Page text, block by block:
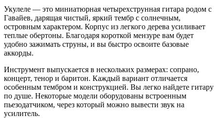
Укулеле — это миниатюрная четырехструнная гитара родом с
Гавайев, дарящая чистый, яркий тембр с солнечным,
островным характером. Корпус из легкого дерева усиливает
теплые обертоны. Благодаря короткой мензуре вам будет
удобно зажимать струны, и вы быстро освоите базовые
аккорды.
Инструмент выпускается в нескольких размерах: сопрано,
концерт, тенор и баритон. Каждый вариант отличается
особенным тембром и конструкцией. Вы легко найдете гитару
по душе. Некоторые модели оборудованы встроенным
пьезодатчиком, через который можно вывести звук на
усилитель.